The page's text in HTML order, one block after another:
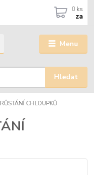
Menu
Hledat
0 ks
za
CHLOUPKŮ